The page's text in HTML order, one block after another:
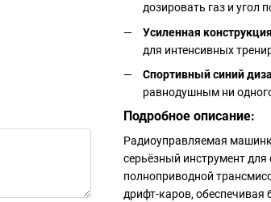
дозировать газ и угол
Усиленная
для интенсивных
Спортивный синий
равнодушным ни
Подробное описание:
Радиоуправляемая
серьёзный инструмент
полноприводной
дрифт-каров,